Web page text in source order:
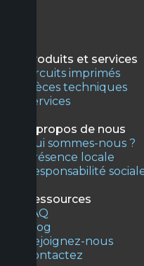
Produits et services
Circuits imprimés
Pièces techniques
Services
À propos de nous
Qui sommes-nous ?
Présence locale
Responsabilité
Ressources
FAQ
Blog
Rejoignez-nous
Contactez